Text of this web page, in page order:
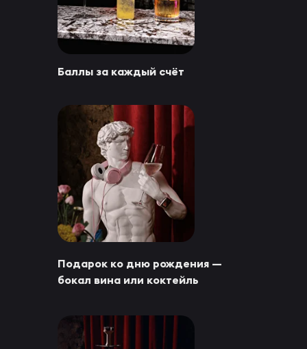
Баллы за каждый счёт
Подарок ко дню рождения —
бокал вина или коктейль